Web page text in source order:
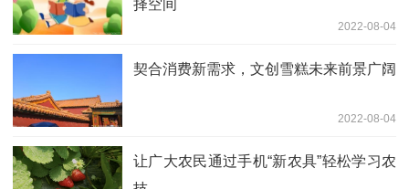
择空间
2022-08-04
契合消费新需求，文创雪糕未来前景广阔
2022-08-04
让广大农民通过手机“新农具”轻松学习农